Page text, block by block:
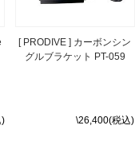
[ PRODIVE ] カーボンシン
グルブラケット PT-059
\26,400(税込)